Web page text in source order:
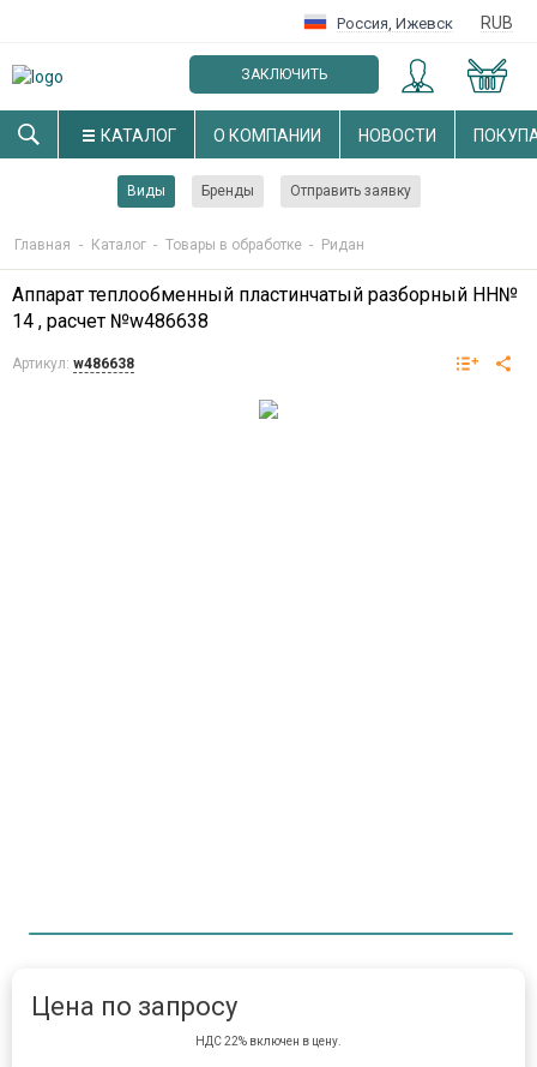
Россия, Ижевск RUB
ЗАКЛЮЧИТЬ
ОПТОВЫЙ ДОГОВОР
КАТАЛОГ О КОМПАНИИ НОВОСТИ
Виды Бренды Отправить заявку
Главная - Каталог - Товары в обработке - Ридан
Аппарат теплообменный пластинчатый разборный НН№
14 , расчет №w486638
Артикул: w486638
Цена по запросу
НДС 22% включен в цену.